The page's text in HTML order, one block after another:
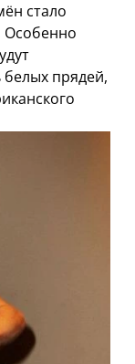
стало
Особенно
прядей,